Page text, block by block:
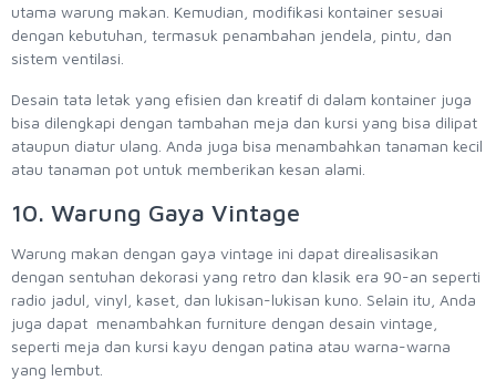
utama warung makan. Kemudian, modifikasi kontainer sesuai
dengan kebutuhan, termasuk penambahan jendela, pintu, dan
sistem ventilasi.
Desain tata letak yang efisien dan kreatif di dalam kontainer juga
bisa dilengkapi dengan tambahan meja dan kursi yang bisa dilipat
ataupun diatur ulang. Anda juga bisa menambahkan tanaman kecil
atau tanaman pot untuk memberikan kesan alami.
10. Warung Gaya Vintage
Warung makan dengan gaya vintage ini dapat direalisasikan
dengan sentuhan dekorasi yang retro dan klasik era 90-an seperti
radio jadul, vinyl, kaset, dan lukisan-lukisan kuno. Selain itu, Anda
juga dapat menambahkan furniture dengan desain vintage,
seperti meja dan kursi kayu dengan patina atau warna-warna
yang lembut.